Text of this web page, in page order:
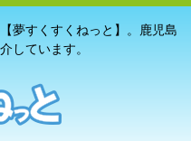
夢すくすくねっと】。鹿児島
しています。